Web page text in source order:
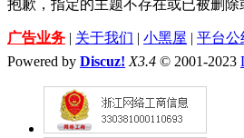
抱歉，指定的主题不存在或已被删除
广告业务 | 关于我们 | 小黑屋 | 平台公
Powered by Discuz! X3.4 © 2001-2023